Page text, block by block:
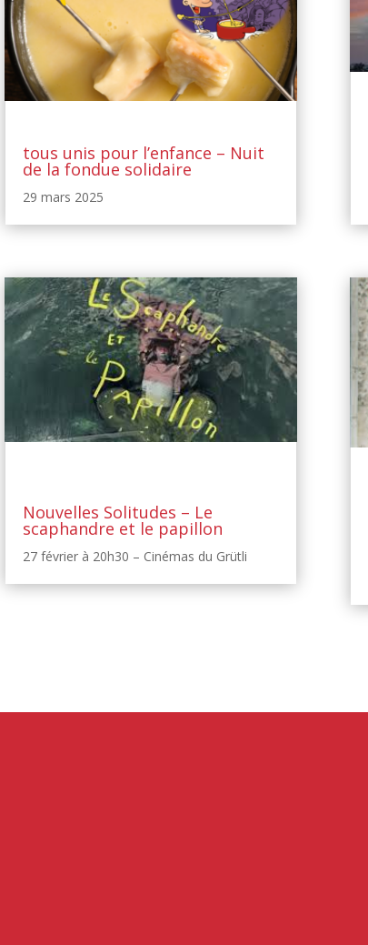
tous unis pour l’enfance – Nuit
de la fondue solidaire
29 mars 2025
Nouvelles Solitudes – Le
scaphandre et le papillon
27 février à 20h30 – Cinémas du Grütli